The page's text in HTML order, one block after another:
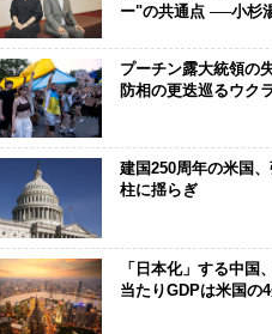
ー"の共通点 ──小杉
プーチン露大統領の
防相の更迭巡るウク
建国250周年の米国
柱に揺らぎ
「日本化」する中国
当たりGDPは米国の